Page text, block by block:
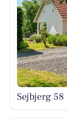
Sejbjerg